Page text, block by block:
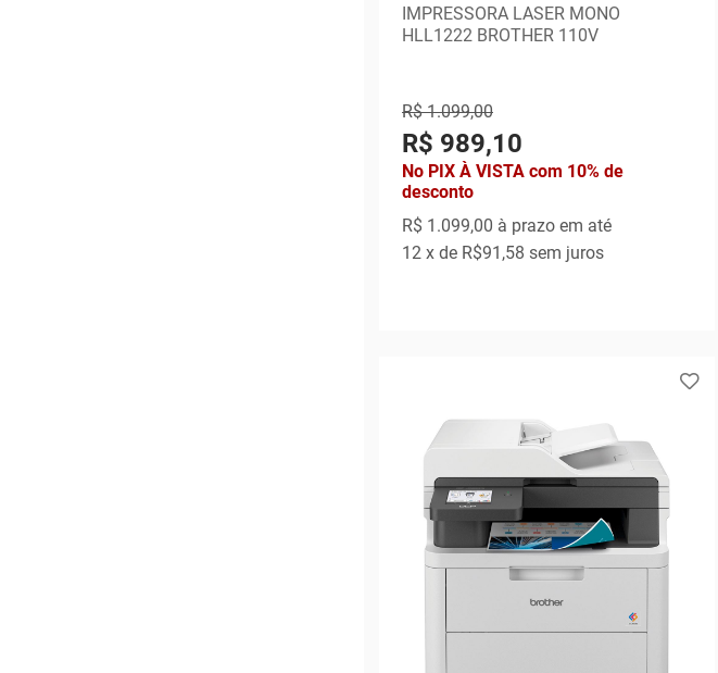
IMPRESSORA LASER MONO
HLL1222 BROTHER 110V
R$ 1.099,00
R$ 989,10
No PIX À VISTA com 10% de
desconto
R$ 1.099,00 à prazo em até
12 x de R$91,58 sem juros